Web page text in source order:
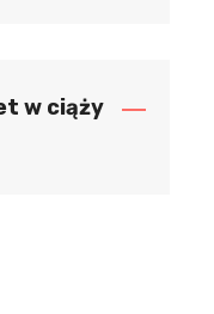
w ciąży